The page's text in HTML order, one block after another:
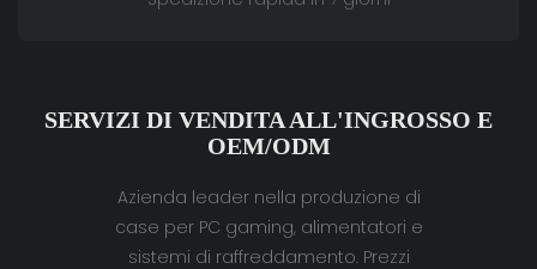
SERVIZI DI VENDITA ALL'INGROSSO E
OEM/ODM
Azienda leader nella produzione di
case per PC gaming, alimentatori e
sistemi di raffreddamento. Prezzi